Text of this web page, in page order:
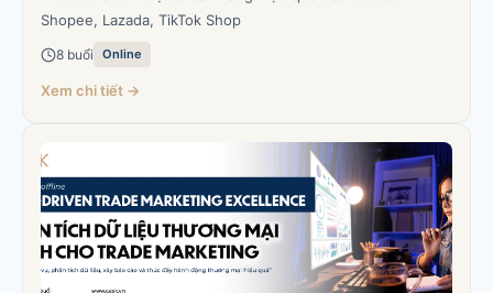
Shopee, Lazada, TikTok Shop
8 buổi Online
Xem chi tiết →